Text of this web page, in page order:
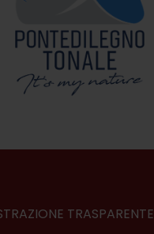
TRASPARENTE